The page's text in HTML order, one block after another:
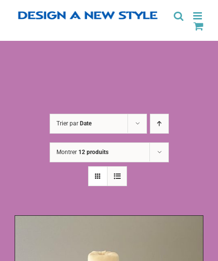
Trier par Date
Montrer 12 produits